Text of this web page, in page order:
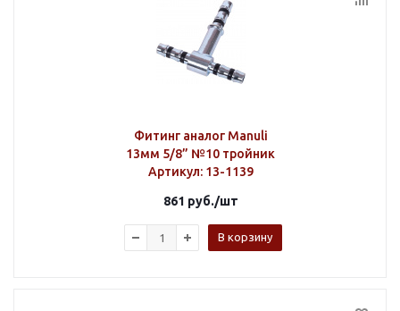
Фитинг аналог Manuli
13мм 5/8” №10 тройник
Артикул: 13-1139
861 руб./шт
В корзину